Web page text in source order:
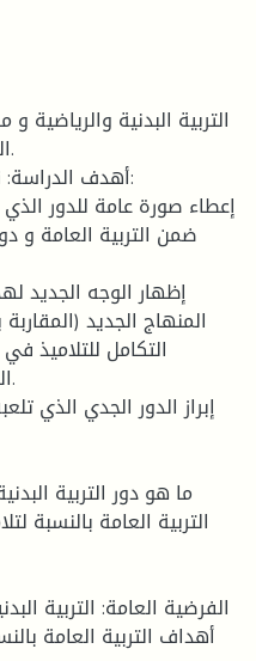
التربية البدنية
أهدف
ضمن التربية العامة و
المنهاج الجديد
التكامل للتلاميذ
التربية العامة بالنسبة
الفرضية العامة: التربية
أهداف التربية العامة